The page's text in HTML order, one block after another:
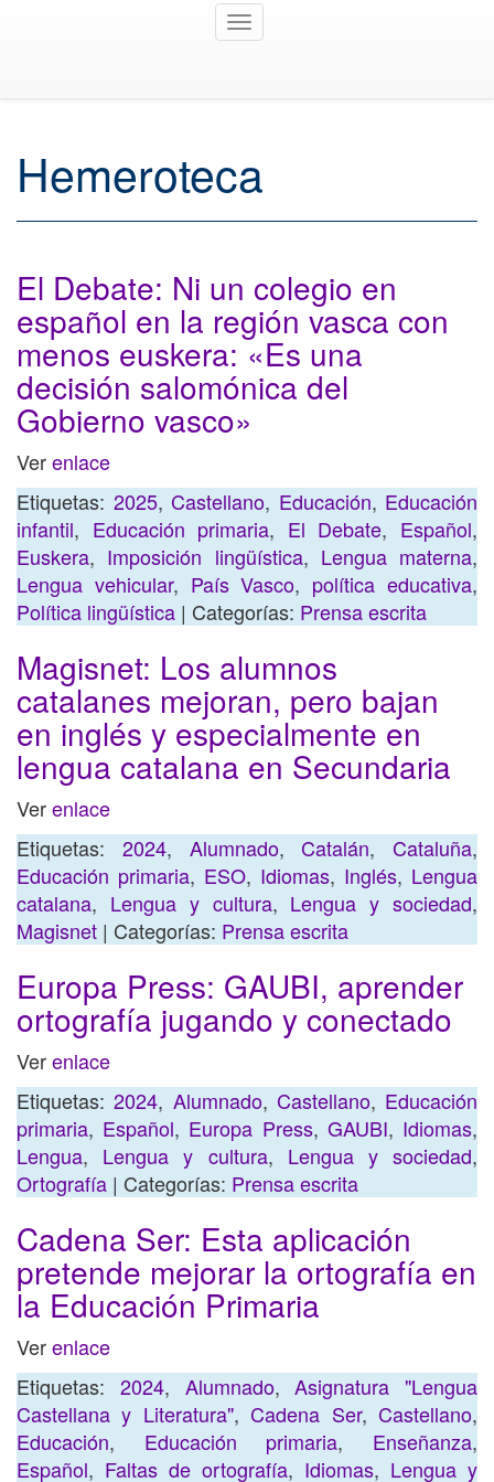
Toggle
Hemeroteca
El Debate: Ni un colegio en
español en la región vasca con
menos euskera: «Es una
decisión salomónica del
Gobierno vasco»
Verenlace
Etiquetas: 2025, Castellano, Educación, Educación
infantil, Educación primaria, El Debate, Español,
Euskera, Imposición lingüística, Lengua materna,
Lengua vehicular, País Vasco, política educativa,
Política lingüística | Categorías: Prensa escrita
Magisnet: Los alumnos
catalanes mejoran, pero bajan
en inglés y especialmente en
lengua catalana en Secundaria
Verenlace
Etiquetas: 2024, Alumnado,Catalán, Cataluña,
Educación primaria, ESO, Idiomas, Inglés, Lengua
catalana, Lengua y cultura, Lengua y sociedad,
Magisnet | Categorías: Prensa escrita
Europa Press: GAUBI, aprender
ortografía jugando y conectado
Verenlace
Etiquetas:2024, Alumnado, Castellano, Educación
primaria, Español, Europa Press, GAUBI, Idiomas,
Lengua, Lengua y cultura, Lengua y sociedad,
Ortografía | Categorías: Prensa escrita
Cadena Ser: Esta aplicación
pretende mejorar la ortografía en
la Educación Primaria
Verenlace
Etiquetas: 2024, Alumnado,Asignatura "Lengua
Castellana y Literatura",Cadena Ser,Castellano,
Educación, Educación primaria, Enseñanza,
Español, Faltas de ortografía, Idiomas, Lengua y